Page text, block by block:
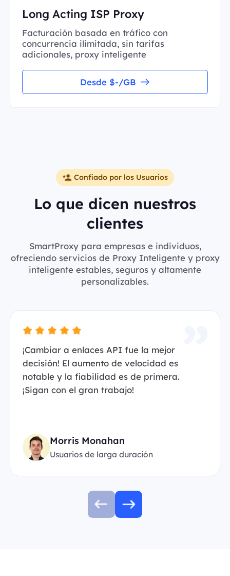
Long Acting ISP Proxy
Facturación basada en tráfico con
concurrencia ilimitada, sin tarifas
adicionales, proxy inteligente
Desde $-/GB
Confiado por los Usuarios
Lo que dicen nuestros
clientes
SmartProxy para empresas e individuos,
ofreciendo servicios de Proxy Inteligente y proxy
inteligente estables, seguros y altamente
personalizables.
¡Cambiar a enlaces API fue la mejor
decisión! El aumento de velocidad es
notable y la fiabilidad es de primera.
¡Sigan con el gran trabajo!
Morris Monahan
Usuarios de larga duración